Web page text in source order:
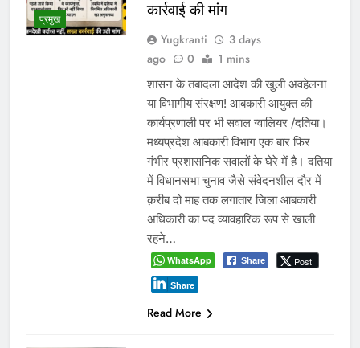
प्रमुख
कार्रवाई की मांग
Yugkranti
3 days
ago
0 1 mins
शासन के तबादला आदेश की खुली अवहेलना
या विभागीय संरक्षण! आबकारी आयुक्त की
कार्यप्रणाली पर भी सवाल ग्वालियर /दतिया।
मध्यप्रदेश आबकारी विभाग एक बार फिर
गंभीर प्रशासनिक सवालों के घेरे में है। दतिया
में विधानसभा चुनाव जैसे संवेदनशील दौर में
क़रीब दो माह तक लगातार जिला आबकारी
अधिकारी का पद व्यावहारिक रूप से खाली
रहने…
WhatsApp Share Post
Share
Read More